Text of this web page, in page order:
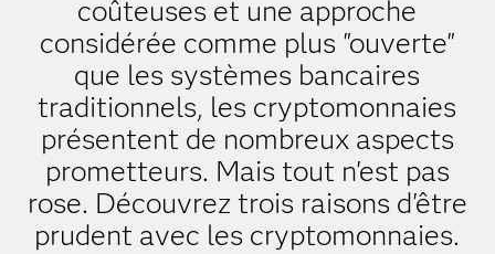
coûteuses et une approche
considérée comme plus "ouverte"
que les systèmes bancaires
traditionnels, les cryptomonnaies
présentent de nombreux aspects
prometteurs. Mais tout n'est pas
rose. Découvrez trois raisons d'être
prudent avec les cryptomonnaies.